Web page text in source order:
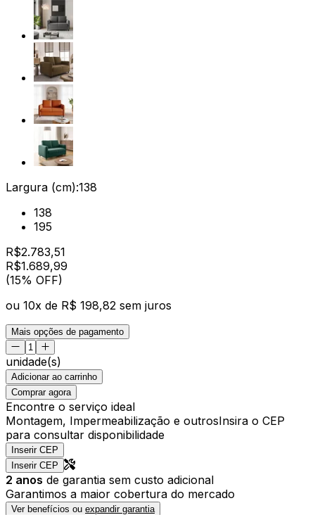
Largura (cm):138
138
195
R$2.783,51
R$1.689,99
(15% OFF)
ou 10x de R$ 198,82 sem juros
Mais opções de pagamento
unidade(s)
Adicionar ao carrinho
Comprar agora
Encontre o serviço ideal
Montagem, Impermeabilização e outrosInsira o CEP
para consultar disponibilidade
Inserir CEP
Inserir CEP
2 anos de garantia sem custo adicional
Garantimos a maior cobertura do mercado
Ver benefícios ou expandir garantia